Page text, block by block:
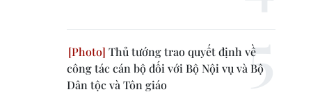
Thủ tướng trao quyết định về
công tác cán bộ đối với Bộ Nội vụ và Bộ
Dân tộc và Tôn giáo